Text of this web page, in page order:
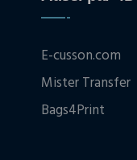
E-cusson.com
Mister Transfer
Bags4Print